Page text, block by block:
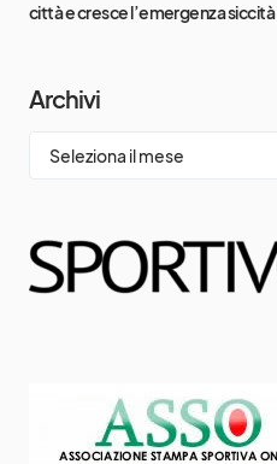
città e cresce l’emergenza siccità
Archivi